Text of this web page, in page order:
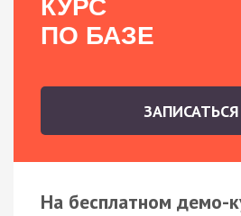
КУРС
ПО БАЗЕ
ЗАПИСАТЬСЯ
На бесплатном демо-